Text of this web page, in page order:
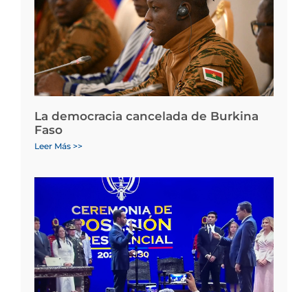
La democracia cancelada de Burkina
Faso
Leer Más >>